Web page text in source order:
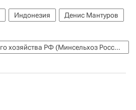
Индонезия
Денис Мантуров
Министерство сельского хозяйства РФ (Минсельхоз России)